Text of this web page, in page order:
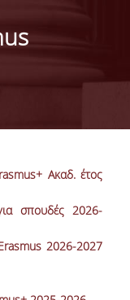
ΤΟΥ
Ακαδ. έτος
σπουδές 2026-
2026-2027